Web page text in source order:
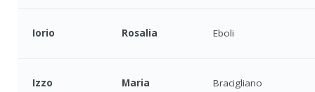
Iorio Rosalia Eboli
Izzo Maria Bracigliano